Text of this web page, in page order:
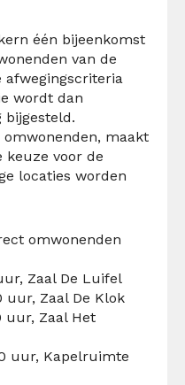
één bijeenkomst
van de
afwegingscriteria
wordt dan
bijgesteld.
maakt
keuze voor de
locaties worden
omwonenden
Zaal De Luifel
uur, Zaal De Klok
uur, Zaal Het
uur, Kapelruimte